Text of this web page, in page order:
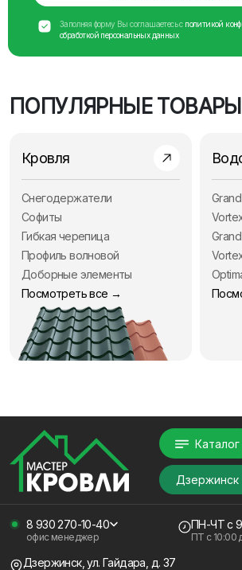
Заполняя форму Вы соглашаетесь с политикой
обработкой персональных данных
ПОПУЛЯРНЫЕ ТОВАРЫ
Кровля
Снегодержатели
Софиты
Гибкая черепица
Профиль волновой
Доборные элементы
Посмотреть все →
Каталог
Дзержинск
8 930 270-10-40
офис менеджер
ПН-ЧТс
ПТ с 10:00
Дзержинск, ул. Гайдара, д. 37